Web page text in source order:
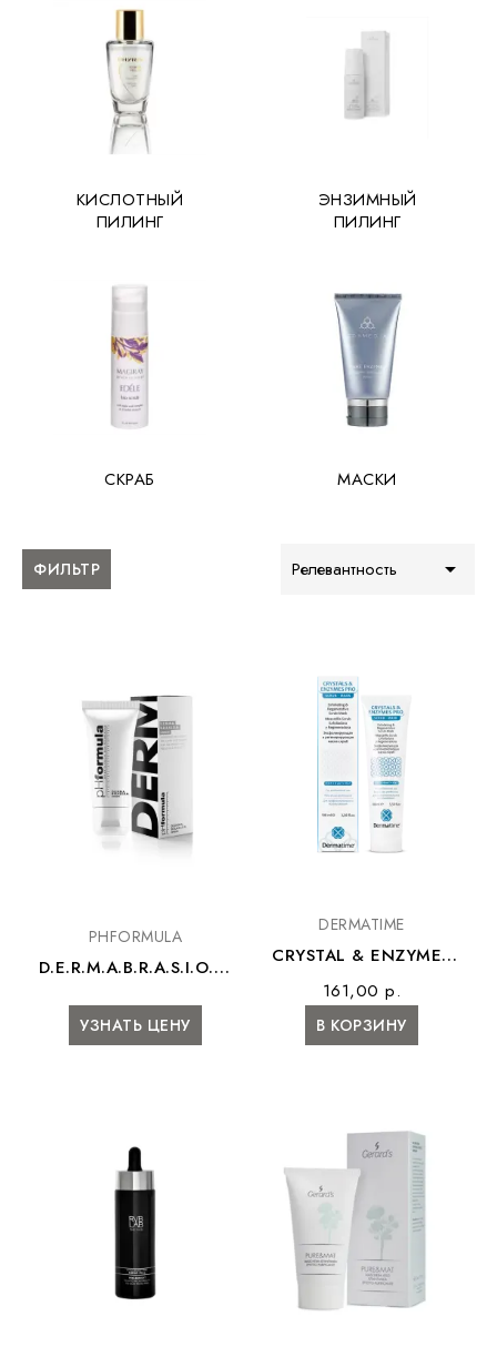
КИСЛОТНЫЙ
ПИЛИНГ
ЭНЗИМНЫЙ
ПИЛИНГ
СКРАБ МАСКИ
ФИЛЬТР Релевантность 
PHFORMULA
D.E.R.M.A.B.R.A.S.I.O.N.
Отшелушивающий
крем-пилинг...
УЗНАТЬ ЦЕНУ
DERMATIME
CRYSTAL & ENZYMES
SCRUB-MASK –
Эксфолиирующая и
регенерирующая...
161,00 р.
В КОРЗИНУ